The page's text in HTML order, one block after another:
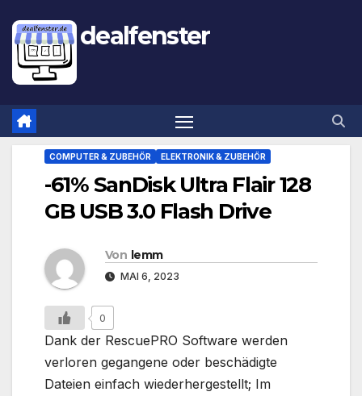
dealfenster
COMPUTER & ZUBEHÖR ELEKTRONIK & ZUBEHÖR
-61% SanDisk Ultra Flair 128
GB USB 3.0 Flash Drive
Von lemm
MAI 6, 2023
0
Dank der RescuePRO Software werden
verloren gegangene oder beschädigte
Dateien einfach wiederhergestellt; Im